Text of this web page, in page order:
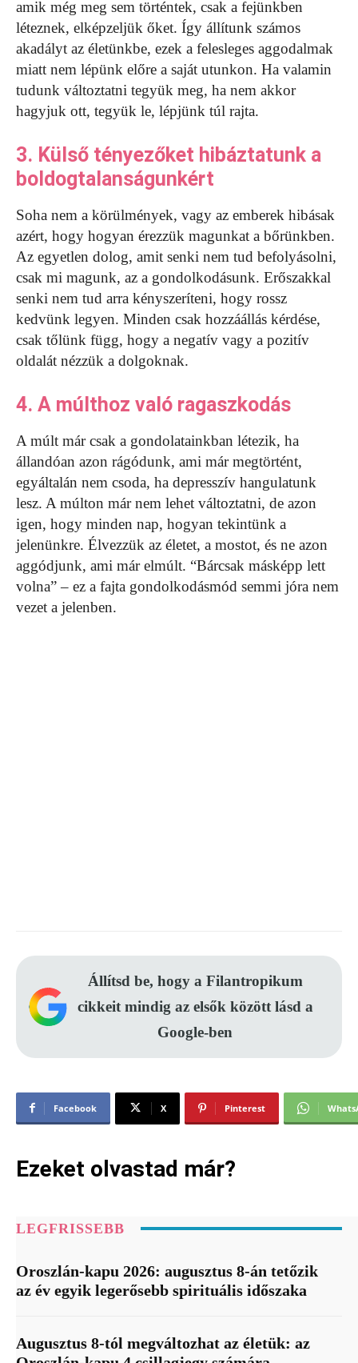
amik még meg sem történtek, csak a fejünkben
léteznek, elképzeljük őket. Így állítunk számos
akadályt az életünkbe, ezek a felesleges aggodalmak
miatt nem lépünk előre a saját utunkon. Ha valamin
tudunk változtatni tegyük meg, ha nem akkor
hagyjuk ott, tegyük le, lépjünk túl rajta.
3. Külső tényezőket hibáztatunk a
boldogtalanságunkért
Soha nem a körülmények, vagy az emberek hibásak
azért, hogy hogyan érezzük magunkat a bőrünkben.
Az egyetlen dolog, amit senki nem tud befolyásolni,
csak mi magunk, az a gondolkodásunk. Erőszakkal
senki nem tud arra kényszeríteni, hogy rossz
kedvünk legyen. Minden csak hozzáállás kérdése,
csak tőlünk függ, hogy a negatív vagy a pozitív
oldalát nézzük a dolgoknak.
4. A múlthoz való ragaszkodás
A múlt már csak a gondolatainkban létezik, ha
állandóan azon rágódunk, ami már megtörtént,
egyáltalán nem csoda, ha depresszív hangulatunk
lesz. A múlton már nem lehet változtatni, de azon
igen, hogy minden nap, hogyan tekintünk a
jelenünkre. Élvezzük az életet, a mostot, és ne azon
aggódjunk, ami már elmúlt. “Bárcsak másképp lett
volna” – ez a fajta gondolkodásmód semmi jóra nem
vezet a jelenben.
Állítsd be, hogy a Filantropikum
cikkeit mindig az elsők között lásd a
Google-ben
Facebook X Pinterest
Ezeket olvastad már?
LEGFRISSEBB
Oroszlán-kapu 2026: augusztus 8-án tetőzik
az év egyik legerősebb spirituális időszaka
Augusztus 8-tól megváltozhat az életük: az